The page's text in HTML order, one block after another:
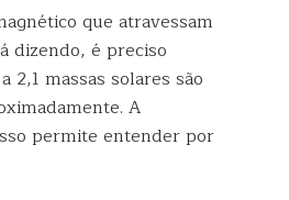
que atravessam
dizendo, é preciso
massas solares são
A
permite entender por